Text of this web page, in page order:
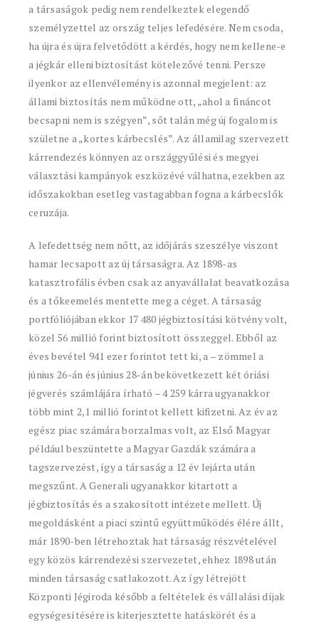
a társaságok pedig nem rendelkeztek elegendő
személyzettel az ország teljes lefedésére. Nem csoda,
ha újra és újra felvetődött a kérdés, hogy nem kellene-e
a jégkár elleni biztosítást kötelezővé tenni. Persze
ilyenkor az ellenvélemény is azonnal megjelent: az
állami biztosítás nem működne ott, „ahol a fináncot
becsapni nem is szégyen”, sőt talán még új fogalom is
születne a „kortes kárbecslés”. Az államilag szervezett
kárrendezés könnyen az országgyűlési és megyei
választási kampányok eszközévé válhatna, ezekben az
időszakokban esetleg vastagabban fogna a kárbecslők
ceruzája.
A lefedettség nem nőtt, az időjárás szeszélye viszont
hamar lecsapott az új társaságra. Az 1898-as
katasztrofális évben csak az anyavállalat beavatkozása
és a tőkeemelés mentette meg a céget. A társaság
portfóliójában ekkor 17 480 jégbiztosítási kötvény volt,
közel 56 millió forint biztosított összeggel. Ebből az
éves bevétel 941 ezer forintot tett ki, a – zömmel a
június 26-án és június 28-án bekövetkezett két óriási
jégverés számlájára írható – 4 259 kárra ugyanakkor
több mint 2,1 millió forintot kellett kifizetni. Az év az
egész piac számára borzalmas volt, az Első Magyar
például beszüntette a Magyar Gazdák számára a
tagszervezést, így a társaság a 12 év lejárta után
megszűnt. A Generali ugyanakkor kitartott a
jégbiztosítás és a szakosított intézete mellett. Új
megoldásként a piaci szintű együttműködés élére állt,
már 1890-ben létrehoztak hat társaság részvételével
egy közös kárrendezési szervezetet, ehhez 1898 után
minden társaság csatlakozott. Az így létrejött
Központi Jégiroda később a feltételek és vállalási díjak
egységesítésére is kiterjesztette hatáskörét és a